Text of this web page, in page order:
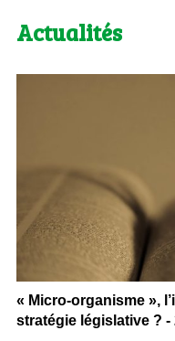
Actualités
« Micro-organisme »,
stratégie législative ? -